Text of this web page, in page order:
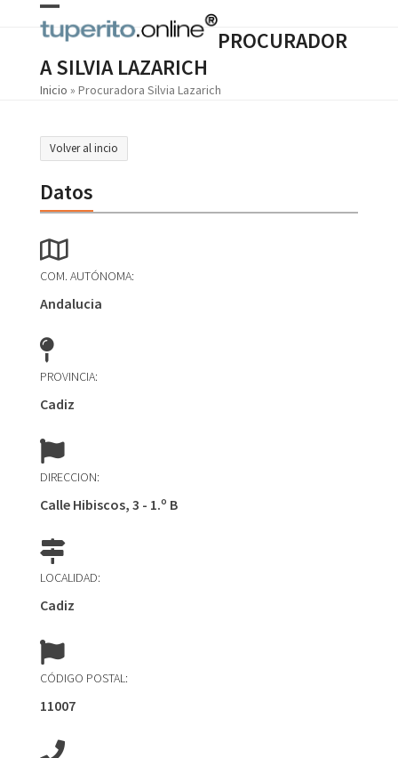
Open
mobile
menu
Close
mobile
menu
PROCURADOR
A SILVIA LAZARICH
Inicio » Procuradora Silvia Lazarich
Volver al incio
Datos
COM. AUTÓNOMA:
Andalucia
PROVINCIA:
Cadiz
DIRECCION:
Calle Hibiscos, 3 - 1.º B
LOCALIDAD:
Cadiz
CÓDIGO POSTAL:
11007